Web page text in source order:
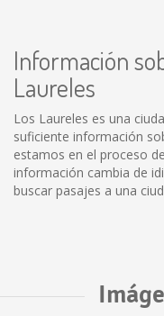
Información
Laureles
Los Laureles es una
suficiente información
estamos en el proceso
información cambia de
buscar pasajes a una